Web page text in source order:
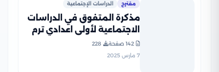
مقترح الدراسات الإجتماعية
مذكرة المتفوق في الدراسات
الاجتماعية لأولى اعدادي ترم
ثاني بصيغة PDF
142 صفحة
228
7 مارس 2025